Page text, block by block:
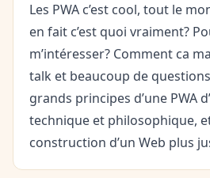
Les PWA c’est cool, tout le
en fait c’est quoi vraiment?
m’intéresser? Comment ca
talk et beaucoup de
grands principes d’une PWA
technique et philosophique,
construction d’un Web plus